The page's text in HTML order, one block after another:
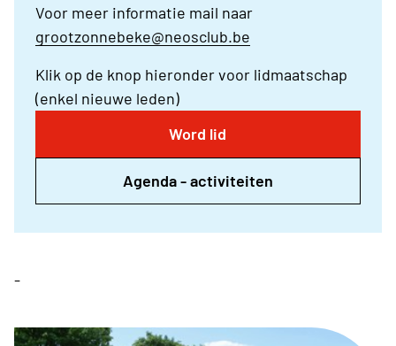
Voor meer informatie mail naar
grootzonnebeke@neosclub.be
Klik op de knop hieronder voor lidmaatschap
(enkel nieuwe leden)
Word lid
Agenda - activiteiten
-